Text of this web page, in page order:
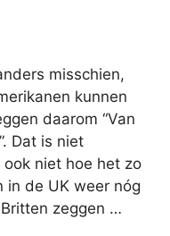
misschien,
kunnen
daarom “Van
Dat is niet
niet hoe het zo
in de UK weer nóg
zeggen …